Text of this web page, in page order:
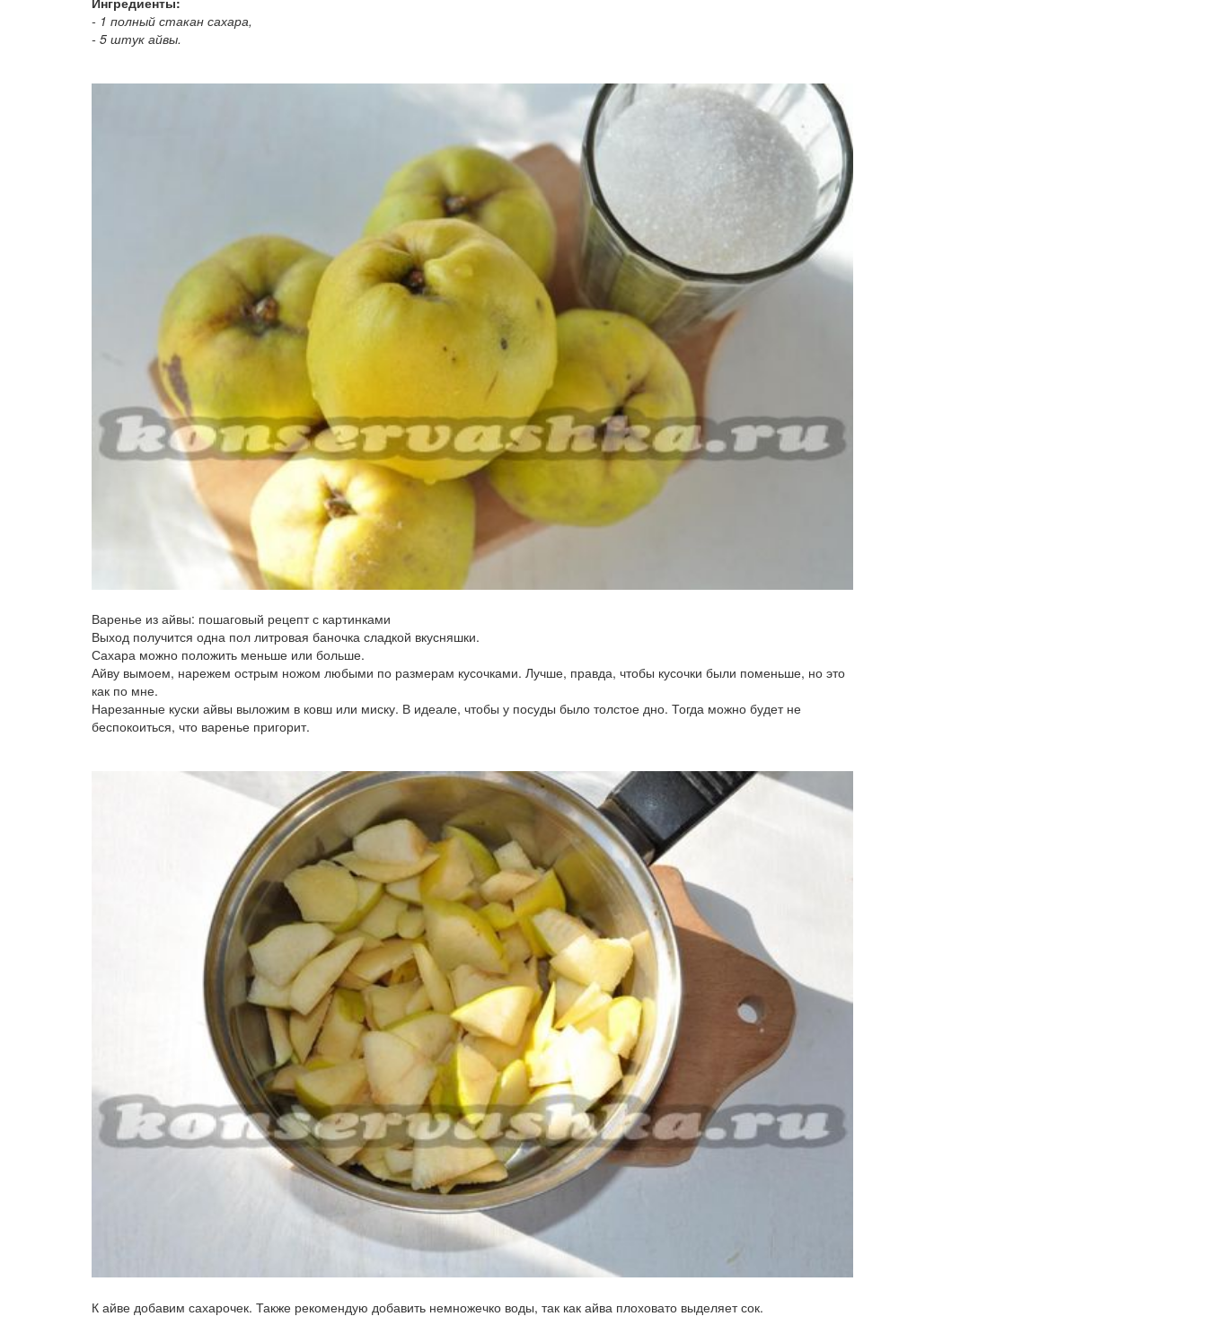
- 1 полный стакан сахара,
- 5 штук айвы.
Варенье из айвы: пошаговый рецепт с картинками
Выход получится одна пол литровая баночка сладкой вкусняшки.
Сахара можно положить меньше или больше.
Айву вымоем, нарежем острым ножом любыми по размерам кусочками. Лучше, правда, чтобы кусочки были поменьше, но это
как по мне.
Нарезанные куски айвы выложим в ковш или миску. В идеале, чтобы у посуды было толстое дно. Тогда можно будет не
беспокоиться, что варенье пригорит.
К айве добавим сахарочек. Также рекомендую добавить немножечко воды, так как айва плоховато выделяет сок.